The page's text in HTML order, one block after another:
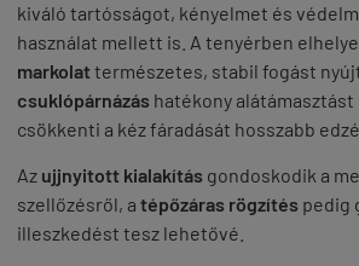
kiváló tartósságot, kényelmet és
használat mellett is. A tenyérben
markolattermészetes, stabil fogást
csuklópárnázás hatékony
csökkenti a kéz fáradását hosszabb
Az ujjnyitott kialakítás gondoskodik a
szellőzésről, a tépőzáras rögzítés pedig
illeszkedést tesz lehetővé.